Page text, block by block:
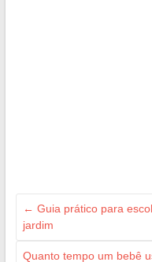
← Guia prático para
jardim
Quanto tempo um bebê